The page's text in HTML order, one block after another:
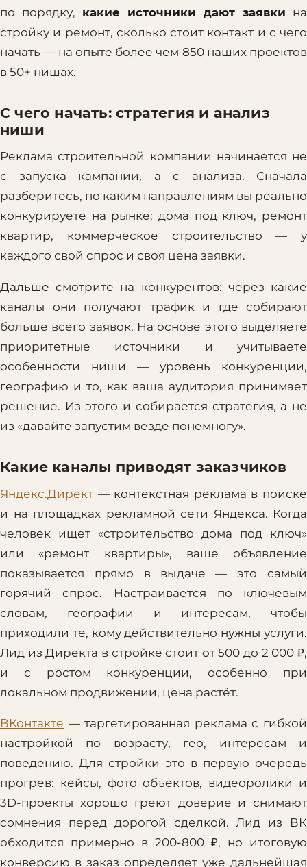
по порядку, какие источники дают заявки на
стройку и ремонт, сколько стоит контакт и с чего
начать — на опыте более чем 850 наших проектов
в 50+ нишах.
С чего начать: стратегия и анализ
ниши
Реклама строительной компании начинается не
с запуска кампании, а с анализа. Сначала
разберитесь, по каким направлениям вы реально
конкурируете на рынке: дома под ключ, ремонт
квартир, коммерческое строительство — у
каждого свой спрос и своя цена заявки.
Дальше смотрите на конкурентов: через какие
каналы они получают трафик и где собирают
больше всего заявок. На основе этого выделяете
приоритетные источники и учитываете
особенности ниши — уровень конкуренции,
географию и то, как ваша аудитория принимает
решение. Из этого и собирается стратегия, а не
из «давайте запустим везде понемногу».
Какие каналы приводят заказчиков
Яндекс.Директ — контекстная реклама в поиске
и на площадках рекламной сети Яндекса. Когда
человек ищет «строительство дома под ключ»
или «ремонт квартиры», ваше объявление
показывается прямо в выдаче — это самый
горячий спрос. Настраивается по ключевым
словам, географии и интересам, чтобы
приходили те, кому действительно нужны услуги.
Лид из Директа в стройке стоит от 500 до 2 000 ₽,
и с ростом конкуренции, особенно при
локальном продвижении, цена растёт.
ВКонтакте — таргетированная реклама с гибкой
настройкой по возрасту, гео, интересам и
поведению. Для стройки это в первую очередь
прогрев: кейсы, фото объектов, видеоролики и
3D-проекты хорошо греют доверие и снимают
сомнения перед дорогой сделкой. Лид из ВК
обходится примерно в 200-800 ₽, но итоговую
конверсию в заказ определяет уже дальнейшая